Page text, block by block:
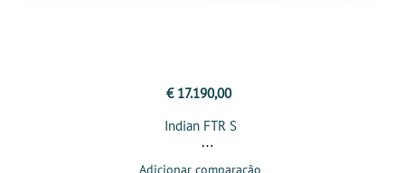
€ 17.190,00
Indian FTR S
Adicionar comparação